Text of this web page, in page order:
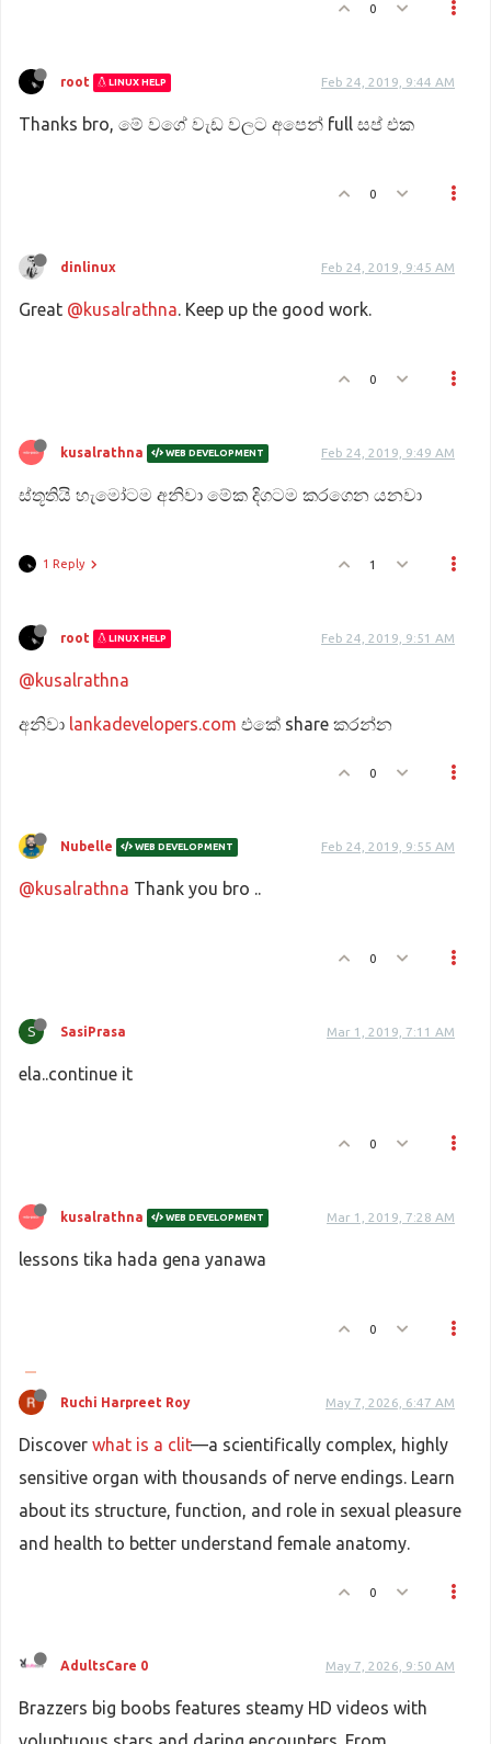
0
root LINUX HELP Feb 24, 2019, 9:44 AM
Thanks bro, මේ වගේ වැඩ වලට අපෙන් full සප් එක
0
dinlinux Feb 24, 2019, 9:45 AM
Great @kusalrathna. Keep up the good work.
0
kusalrathna WEB DEVELOPMENT Feb 24, 2019, 9:49 AM
ස්තූතියි හැමෝටම අනිවා මේක දිගටම කරගෙන යනවා
1 Reply 1
root LINUX HELP Feb 24, 2019, 9:51 AM
@kusalrathna
අනිවා lankadevelopers.com එකේ share කරන්න
0
Nubelle WEB DEVELOPMENT Feb 24, 2019, 9:55 AM
@kusalrathna Thank you bro ..
0
S SasiPrasa Mar 1, 2019, 7:11 AM
ela..continue it
0
kusalrathna WEB DEVELOPMENT Mar 1, 2019, 7:28 AM
lessons tika hada gena yanawa
0
Ruchi Harpreet Roy May 7, 2026, 6:47 AM
Discover what is a clit—a scientifically complex, highly
sensitive organ with thousands of nerve endings. Learn
about its structure, function, and role in sexual pleasure
and health to better understand female anatomy.
0
AdultsCare 0 May 7, 2026, 9:50 AM
Brazzers big boobs features steamy HD videos with